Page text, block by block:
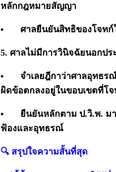
หลักกฎหมายสัญญา
• ศาลยืนยันสิทธิของโจทก์
5. ศาลไม่มีการวินิจฉัยนอกปร
•
จำเลยฎีกาว่าศาลอุทธร
ผิดข้อตกลงอยู่ในขอบเขตที่โ
•
ยืนยันหลักตาม ป.วิ.พ. ม
ฟ้องและอุทธรณ์
🔍 สรุปใจความสั้นที่สุด